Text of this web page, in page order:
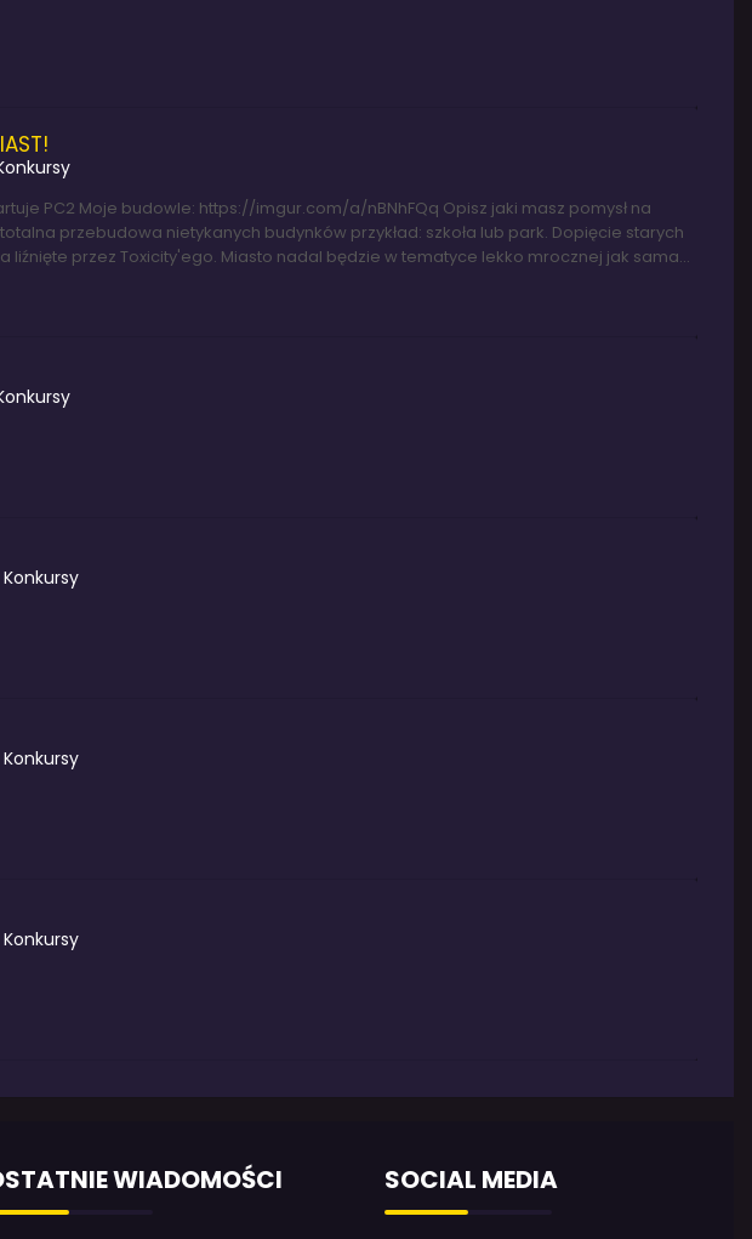
PC2 Moje budowle: https://imgur.com/a/nBNhFQq Opisz jaki masz pomysł na
przebudowa nietykanych budynków przykład: szkoła lub park. Dopięcie starych
liźnięte przez Toxicity'ego. Miasto nadal będzie w tematyce lekko mrocznej jak sama...
Konkursy
Konkursy
Konkursy
WIADOMOŚCI SOCIAL MEDIA